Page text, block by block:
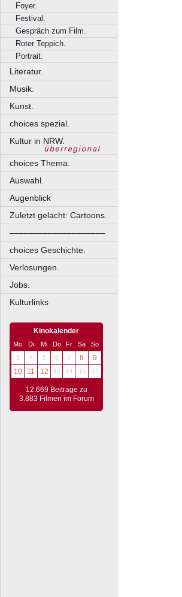
Foyer.
Festival.
Gespräch zum Film.
Roter Teppich.
Portrait.
Literatur.
Musik.
Kunst.
choices spezial.
Kultur in NRW.
choices Thema.
Auswahl.
Augenblick
Zuletzt gelacht: Cartoons.
––––––––––––––––––––
choices Geschichte.
Verlosungen.
Jobs.
Kulturlinks
Kinokalender
Mo Di Mi Do Fr Sa
So
3
4 5 6 7 8
9
10
11 12 13 14 15 16
12.669 Beiträge zu
3.883 Filmen im Forum